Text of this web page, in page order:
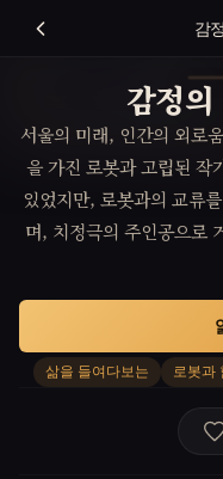
감
감정
서울의 미래, 인간의 외로
을 가진 로봇과 고립된 작
있었지만, 로봇과의 교류
며, 치정극의 주인공으로
의 경계가 모호해지면서
삶을 들여다보는 로봇과